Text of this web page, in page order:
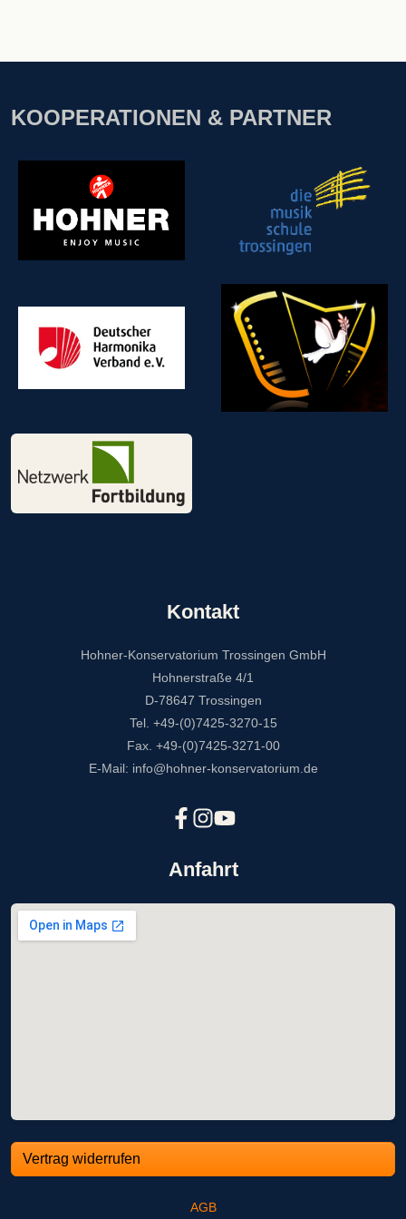
KOOPERATIONEN & PARTNER
Kontakt
Hohner-Konservatorium Trossingen GmbH
Hohnerstraße 4/1
D-78647 Trossingen
Tel. +49-(0)7425-3270-15
Fax. +49-(0)7425-3271-00
E-Mail: info@hohner-konservatorium.de
Anfahrt
Vertrag widerrufen
AGB